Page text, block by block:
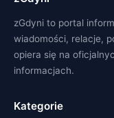
zGdyni to portal
wiadomości, relacje,
opiera się na
informacjach.
Kategorie